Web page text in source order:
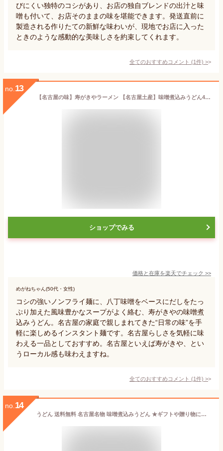
びにくい独特のコシがあり、お店の独自ブレンドの出汁と味
噌も付いて、お店そのままの味を堪能できます。発送直前に
製造される作りたての新鮮な味わいが、現地でお店に入った
ときのような感動的な美味しさを約束してくれます。
全てのおすすめコメント (1件) >
no. 13
【名古屋の味】寿がきやラーメン 【名古屋土産】味噌煮込みうどん4食【なごやめし1】
ショップでみる
価格と在庫を楽天でチェック >>
めがねちゃん(50代・女性)
コシの強いノンフライ麺に、八丁味噌をベースにだしをたっ
ぷり加えた風味豊かなスープがよく絡む、寿がきやの味噌煮
込みうどん。名古屋の家庭で親しまれてきた“日常の味”を手
軽に楽しめるインスタント麺です。名古屋らしさを気軽に味
わえる一品としておすすめ。名古屋といえば寿がきや、とい
うローカル感も味わえますね。
全てのおすすめコメント (1件) >
no. 14
うどん 送料無料 名古屋名物 味噌煮込みうどん ★ギフトや贈り物にも喜ばれています★＼濃厚味噌ともちもち極上食感が人気／≪元祖・味噌煮込みうどん20食セット≫